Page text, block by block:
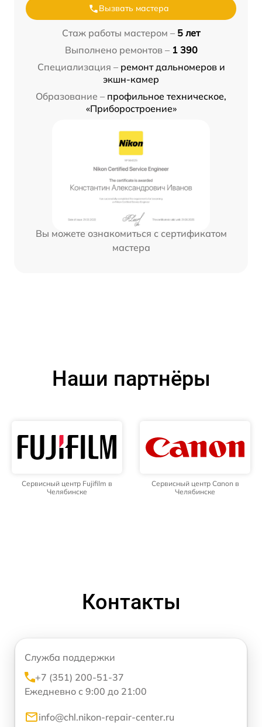
Вызвать мастера
Стаж работы мастером – 5 лет
Выполнено ремонтов – 1 390
Специализация – ремонт дальномеров и
экшн-камер
Образование – профильное техническое,
«Приборостроение»
Вы можете ознакомиться с сертификатом
мастера
Наши партнёры
Сервисный центр Fujifilm в
Челябинске
Сервисный центр Canon в
Челябинске
Контакты
Служба поддержки
+7 (351) 200-51-37
Ежедневно с 9:00 до 21:00
info@chl.nikon-repair-center.ru